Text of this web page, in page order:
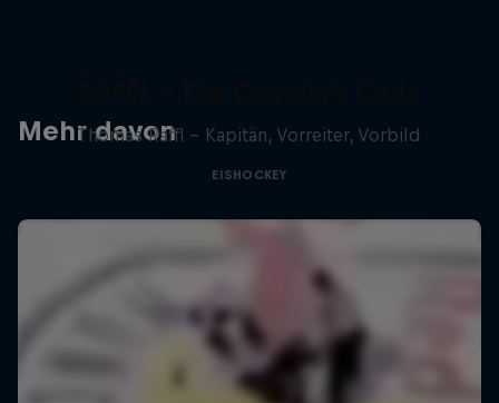
Mehr davon
Thomas Raffl – Kapitän, Vorreiter, Vorbild
EISHOCKEY